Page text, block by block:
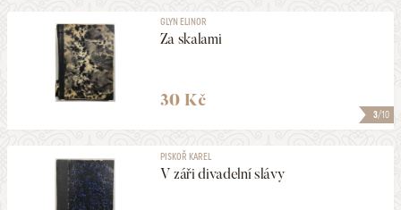
3/10
GLYN ELINOR
Za skalami
30 Kč
PISKOŘ KAREL
V záři divadelní slávy